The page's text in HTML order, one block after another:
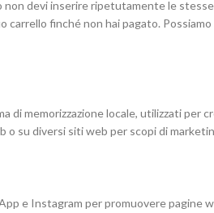
devi inserire ripetutamente le
finché non hai pagato.
di memorizzazione locale, utilizzati per
su diversi siti web per scopi di
e Instagram per promuovere pagine